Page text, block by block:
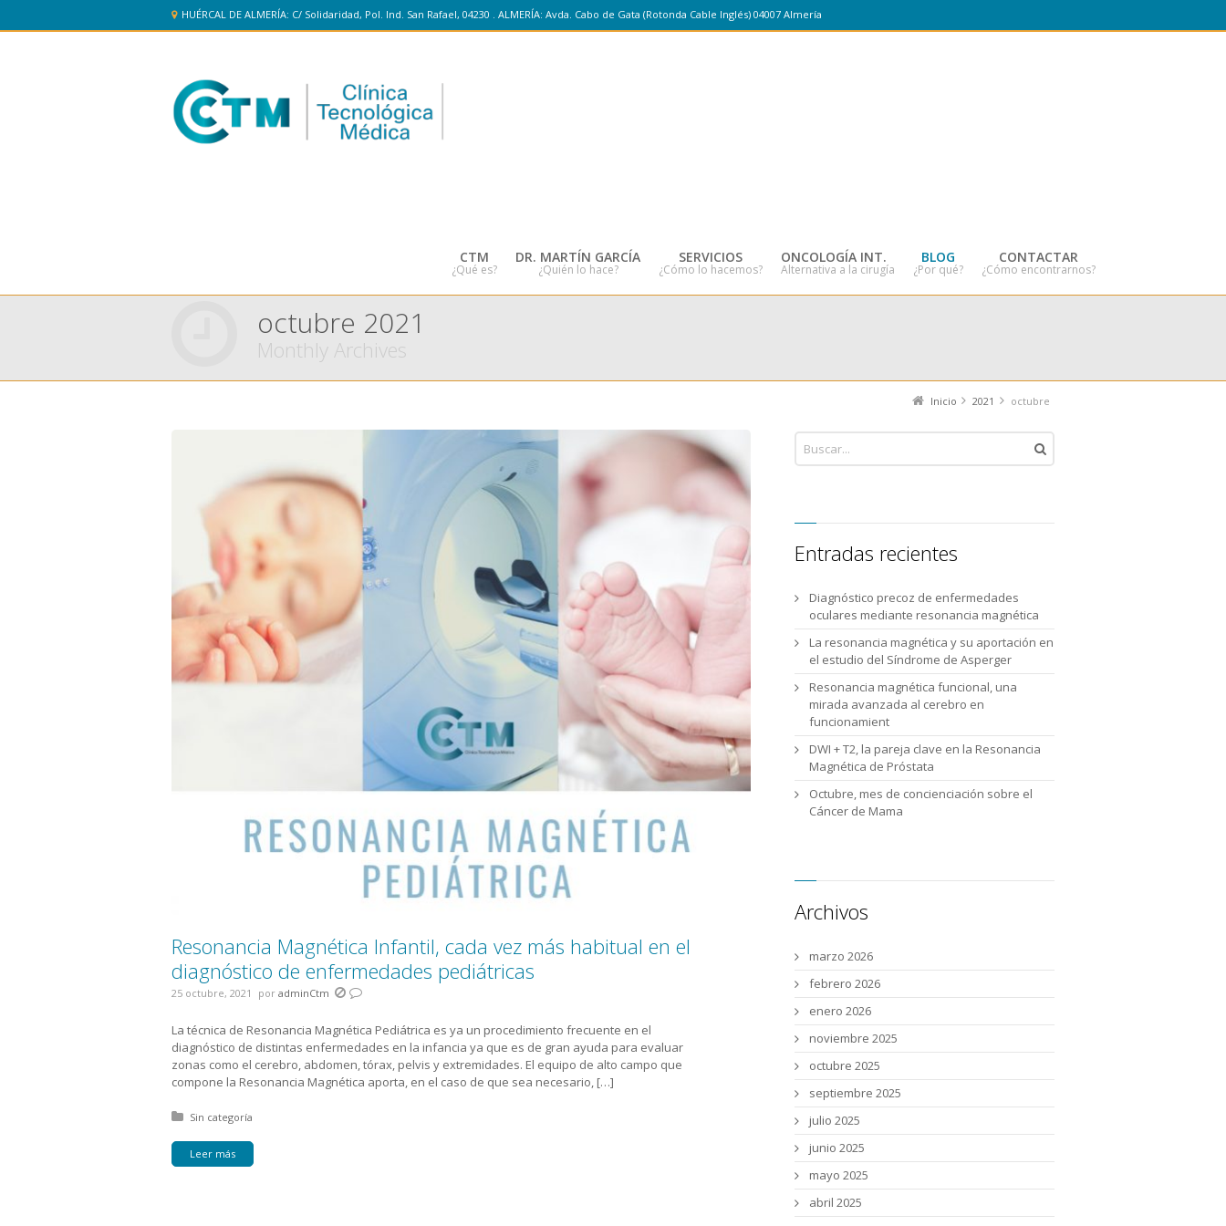
HUÉRCAL DE ALMERÍA: C/ Solidaridad, Pol. Ind. San Rafael, 04230 . ALMERÍA: Avda. Cabo de Gata (Rotonda Cable Inglés) 04007 Almería
CTM
¿Qué es?
DR. MARTÍN GARCÍA
¿Quién lo hace?
SERVICIOS
¿Cómo lo hacemos?
ONCOLOGÍA INT.
Alternativa a la cirugía
BLOG
¿Por qué?
CONTACTAR
¿Cómo encontrarnos?
octubre 2021
Monthly Archives
Inicio 2021 octubre
Resonancia Magnética Infantil, cada vez más habitual en el
diagnóstico de enfermedades pediátricas
25 octubre, 2021 por adminCtm
La técnica de Resonancia Magnética Pediátrica es ya un procedimiento frecuente en el
diagnóstico de distintas enfermedades en la infancia ya que es de gran ayuda para evaluar
zonas como el cerebro, abdomen, tórax, pelvis y extremidades. El equipo de alto campo que
compone la Resonancia Magnética aporta, en el caso de que sea necesario, […]
Posted in:
Sin categoría
Leer más
Entradas recientes
Diagnóstico precoz de enfermedades
oculares mediante resonancia magnética
La resonancia magnética y su aportación en
el estudio del Síndrome de Asperger
Resonancia magnética funcional, una
mirada avanzada al cerebro en
funcionamient
DWI + T2, la pareja clave en la Resonancia
Magnética de Próstata
Octubre, mes de concienciación sobre el
Cáncer de Mama
Archivos
marzo 2026
febrero 2026
enero 2026
noviembre 2025
octubre 2025
septiembre 2025
julio 2025
junio 2025
mayo 2025
abril 2025